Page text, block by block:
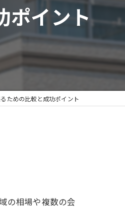
ポイント
ための比較と成功ポイント
の相場や複数の会